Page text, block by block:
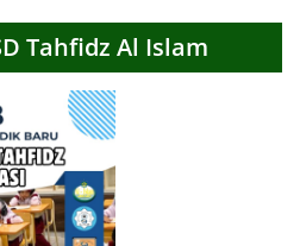
Tahfidz Al Islam